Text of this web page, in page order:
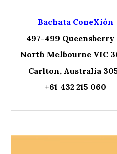
Bachata ConeXión
497-499 Queensberry
North Melbourne VIC
Carlton, Australia
+61 432 215 060